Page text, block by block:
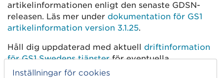
artikelinformationen enligt den senaste GDSN-
releasen. Läs mer under dokumentation för GS1
artikelinformation version 3.1.25.
Håll dig uppdaterad med aktuell driftinformation
för GS1 Swedens tjänsterför eventuella
förändringar i kvalitetssäkringstjänsten.
Inställningar för cookies